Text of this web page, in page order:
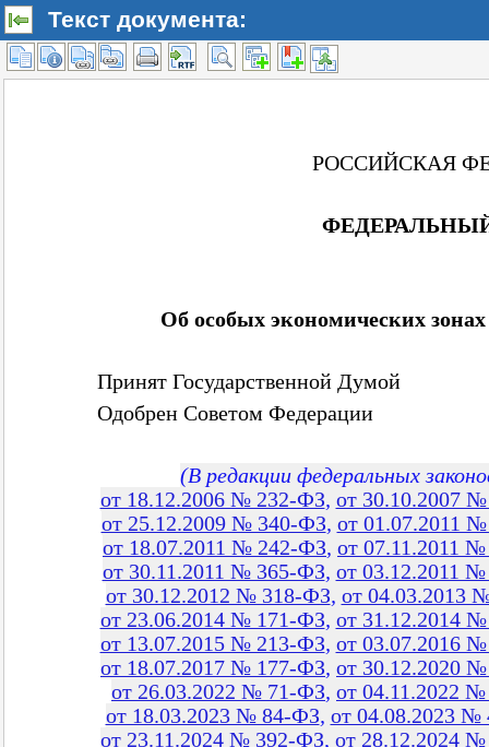
Текст документа: